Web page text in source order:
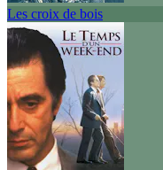
Les croix de bois